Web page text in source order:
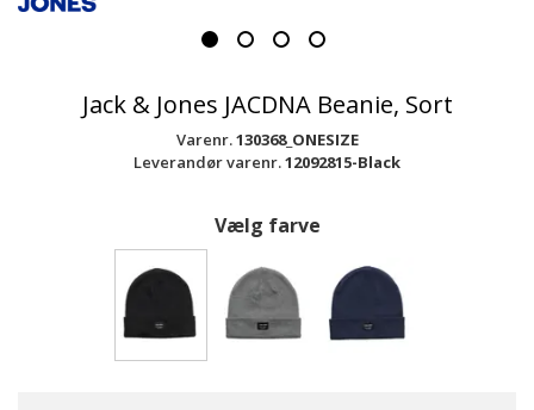
Jack & Jones JACDNA Beanie, Sort
Varenr.130368_ONESIZE
Leverandør varenr.12092815-Black
Vælg farve